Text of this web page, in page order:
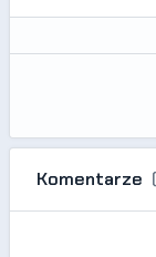
Komentarze